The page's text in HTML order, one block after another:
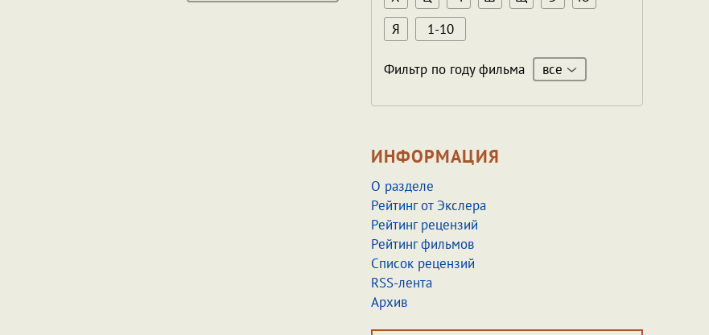
Я
1-10
Фильтр по году фильма все
ИНФОРМАЦИЯ
О разделе
Рейтинг от Экслера
Рейтинг рецензий
Рейтинг фильмов
Список рецензий
RSS-лента
Архив